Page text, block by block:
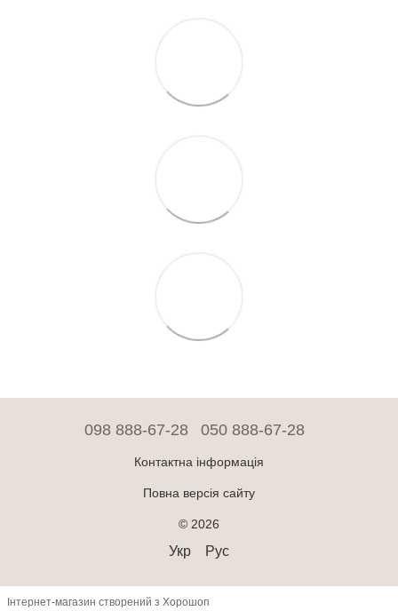
098 888-67-28 050 888-67-28
Контактна інформація
Повна версія сайту
© 2026
Укр Рус
Інтернет-магазин створений з Хорошоп